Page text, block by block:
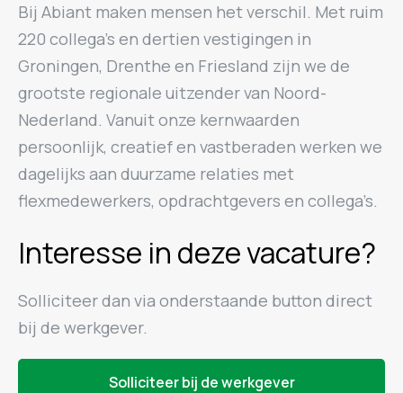
Bij Abiant maken mensen het verschil. Met ruim
220 collega’s en dertien vestigingen in
Groningen, Drenthe en Friesland zijn we de
grootste regionale uitzender van Noord-
Nederland. Vanuit onze kernwaarden
persoonlijk, creatief en vastberaden werken we
dagelijks aan duurzame relaties met
flexmedewerkers, opdrachtgevers en collega’s.
Interesse in deze vacature?
Solliciteer dan via onderstaande button direct
bij de werkgever.
Solliciteer bij de werkgever